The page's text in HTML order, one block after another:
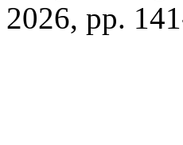
2026, pp.